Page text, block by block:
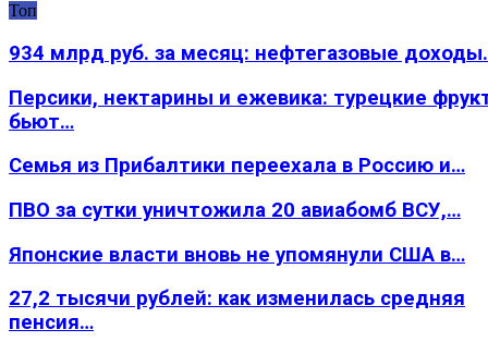
Топ
934 млрд руб. за месяц: нефтегазовые
Персики, нектарины и ежевика: турецкие
бьют…
Семья из Прибалтики переехала в Россию и…
ПВО за сутки уничтожила 20 авиабомб ВСУ,…
Японские власти вновь не упомянули США в…
27,2 тысячи рублей: как изменилась средняя
пенсия…